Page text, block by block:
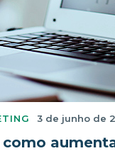
3 de junho de